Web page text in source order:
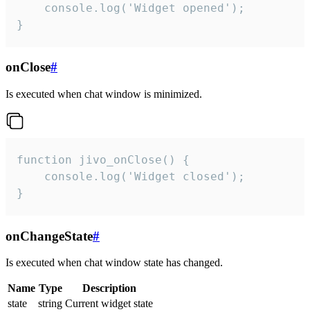
    console.log('Widget opened');
}
onClose#
Is executed when chat window is minimized.
function jivo_onClose() {
    console.log('Widget closed');
}
onChangeState#
Is executed when chat window state has changed.
Name Type
Description
state
string Current widget state